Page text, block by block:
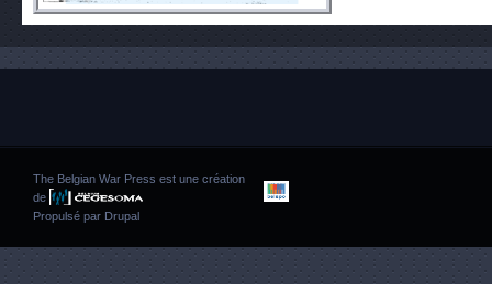
The Belgian War Press est une création
de
Propulsé par Drupal